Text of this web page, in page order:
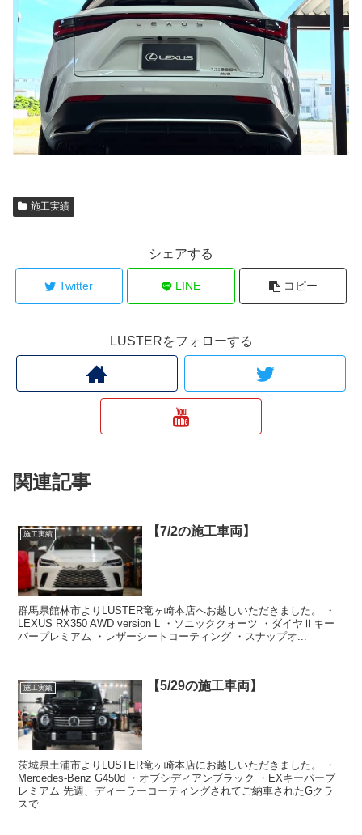
施工実績
シェアする
Twitter LINE コピー
LUSTERをフォローする
関連記事
施工実績 【7/2の施工車両】
群馬県館林市よりLUSTER竜ヶ崎本店へお越しいただきました。 ・
LEXUS RX350 AWD version L ・ソニッククォーツ ・ダイヤⅡキー
パープレミアム ・レザーシートコーティング ・スナップオ...
施工実績 【5/29の施工車両】
茨城県土浦市よりLUSTER竜ヶ崎本店にお越しいただきました。 ・
Mercedes-Benz G450d ・オブシディアンブラック ・EXキーパープ
レミアム 先週、ディーラーコーティングされてご納車されたGクラ
スで...